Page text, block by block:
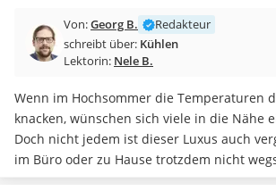
Bohrmaschine
Tiefbrunnenpumpe
Hochdruckreiniger
Doppelschleifer
Überwachungskamera
Benzinrasenmäher mit Elektrostart
Akku-Laubsauger
Von:Georg B.
Redakteur
schreibt über: Kühlen
Lektorin: Nele B.
Wenn im Hochsommer die Temperaturen
knacken, wünschen sich viele in die Nähe
Doch nicht jedem ist dieser Luxus auch
im Büro oder zu Hause trotzdem nicht
können Siemit einem Ventilator für eine